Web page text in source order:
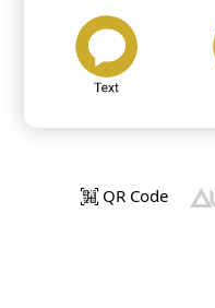
QR Code